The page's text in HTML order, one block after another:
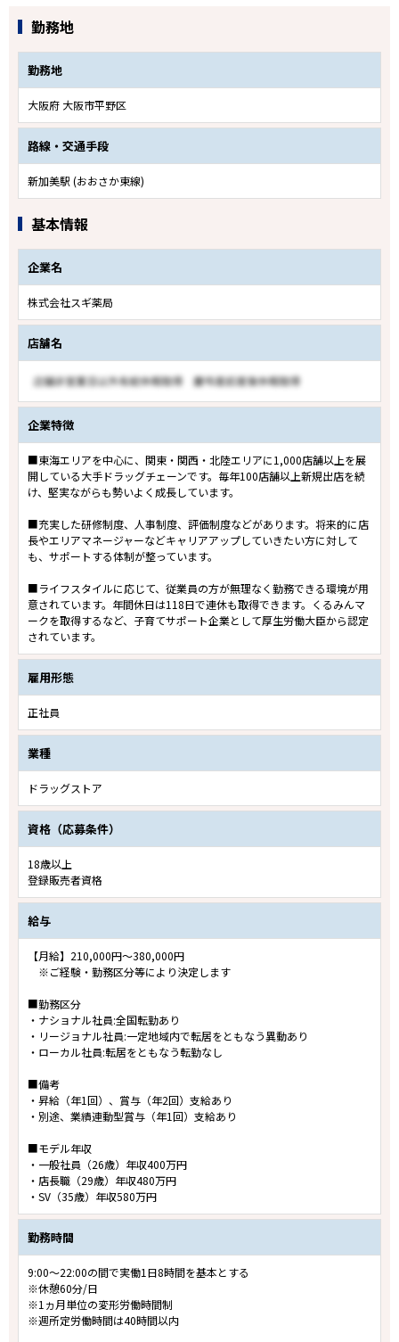
勤務地
勤務地
大阪府 大阪市平野区
路線・交通手段
新加美駅 (おおさか東線)
基本情報
企業名
株式会社スギ薬局
店舗名
企業特徴
■東海エリアを中心に、関東・関西・北陸エリアに1,000店舗以上を展
開している大手ドラッグチェーンです。毎年100店舗以上新規出店を続
け、堅実ながらも勢いよく成長しています。
■充実した研修制度、人事制度、評価制度などがあります。将来的に店
長やエリアマネージャーなどキャリアアップしていきたい方に対して
も、サポートする体制が整っています。
■ライフスタイルに応じて、従業員の方が無理なく勤務できる環境が用
意されています。年間休日は118日で連休も取得できます。くるみんマ
ークを取得するなど、子育てサポート企業として厚生労働大臣から認定
されています。
雇用形態
正社員
業種
ドラッグストア
資格（応募条件）
18歳以上
登録販売者資格
給与
【月給】210,000円～380,000円
※ご経験・勤務区分等により決定します
■勤務区分
・ナショナル社員:全国転勤あり
・リージョナル社員:一定地域内で転居をともなう異動あり
・ローカル社員:転居をともなう転勤なし
■備考
・昇給（年1回）、賞与（年2回）支給あり
・別途、業績連動型賞与（年1回）支給あり
■モデル年収
・一般社員（26歳）年収400万円
・店長職（29歳）年収480万円
・SV（35歳）年収580万円
勤務時間
9:00～22:00の間で実働1日8時間を基本とする
※休憩60分/日
※1ヵ月単位の変形労働時間制
※週所定労働時間は40時間以内